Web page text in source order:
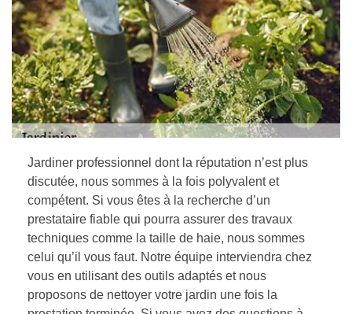
Jardiner professionnel dont la réputation n’est plus
discutée, nous sommes à la fois polyvalent et
compétent. Si vous êtes à la recherche d’un
prestataire fiable qui pourra assurer des travaux
techniques comme la taille de haie, nous sommes
celui qu’il vous faut. Notre équipe interviendra chez
vous en utilisant des outils adaptés et nous
proposons de nettoyer votre jardin une fois la